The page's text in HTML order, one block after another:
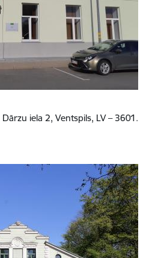
Dārzu iela 2, Ventspils, LV – 3601.